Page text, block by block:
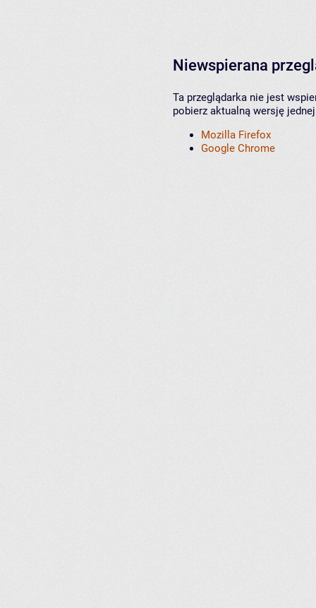
Niewspierana
Ta przeglądarka nie jest
pobierz aktualną wersję
Mozilla Firefox
Google Chrome